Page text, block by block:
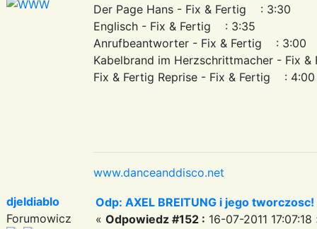
Der Page Hans - Fix & Fertig : 3:30
Englisch - Fix & Fertig : 3:35
Anrufbeantworter - Fix & Fertig : 3:00
Kabelbrand im Herzschrittmacher - Fix
Fix & Fertig Reprise - Fix & Fertig : 4:00
www.danceanddisco.net
djeldiablo
Forumowicz
Odp: AXEL BREITUNG i jego
« Odpowiedz #152 : 16-07-2011 17:07:18